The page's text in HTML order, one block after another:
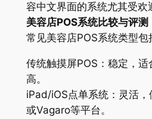
容中文界面的系统尤其受欢
美容店POS系统比较与评测
常见美容店POS系统类型包
传统触摸屏POS：稳定，
高。
iPad/iOS点单系统：灵活
或Vagaro等平台。